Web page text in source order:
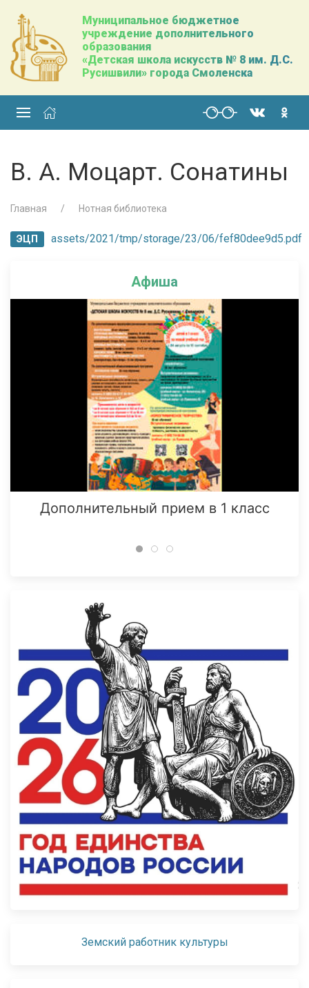
Муниципальное бюджетное
учреждение дополнительного
образования
«Детская школа искусств № 8 им. Д.С.
Русишвили» города Смоленска
Афиша
Дополнительный прием в 1 класс
Земский работник культуры
В. А. Моцарт. Сонатины
Главная Нотная библиотека
ЭЦП assets/2021/tmp/storage/23/06/fef80dee9d5.pdf